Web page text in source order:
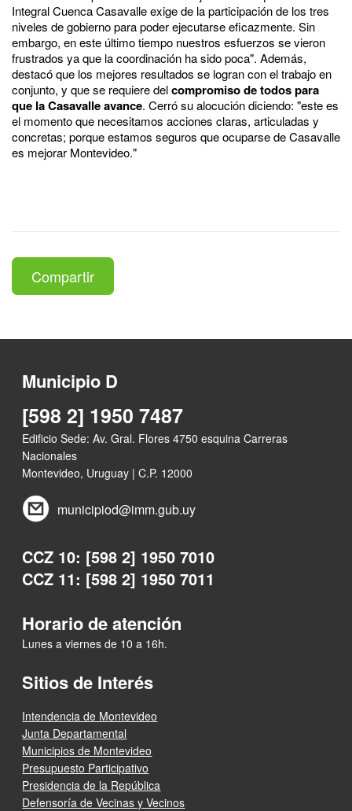
Integral Cuenca Casavalle exige de la participación de los tres
niveles de gobierno para poder ejecutarse eficazmente. Sin
embargo, en este último tiempo nuestros esfuerzos se vieron
frustrados ya que la coordinación ha sido poca". Además,
destacó que los mejores resultados se logran con el trabajo en
conjunto, y que se requiere delcompromiso de todos para
que la Casavalle avance. Cerró su alocución diciendo: "este es
el momento que necesitamos acciones claras, articuladas y
concretas; porque estamos seguros que ocuparse de Casavalle
es mejorar Montevideo."
Compartir
Municipio D
[598 2] 1950 7487
Edificio Sede: Av. Gral. Flores 4750 esquina Carreras
Nacionales
Montevideo, Uruguay | C.P. 12000
municipiod@imm.gub.uy
CCZ 10: [598 2] 1950 7010
CCZ 11: [598 2] 1950 7011
Horario de atención
Lunes a viernes de 10 a 16h.
Sitios de Interés
Intendencia de Montevideo
Junta Departamental
Municipios de Montevideo
Presupuesto Participativo
Presidencia de la República
Defensoría de Vecinas y Vecinos